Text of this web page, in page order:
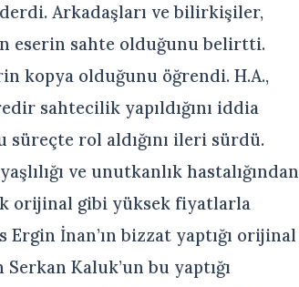
Arkadaşları ve bilirkişiler,
eserin sahte olduğunu belirtti.
kopya olduğunu öğrendi. H.A.,
sahtecilik yapıldığını iddia
süreçte rol aldığını ileri sürdü.
ve unutkanlık hastalığından
orijinal gibi yüksek fiyatlarla
İnan’ın bizzat yaptığı orijinal
Kaluk’un bu yaptığı